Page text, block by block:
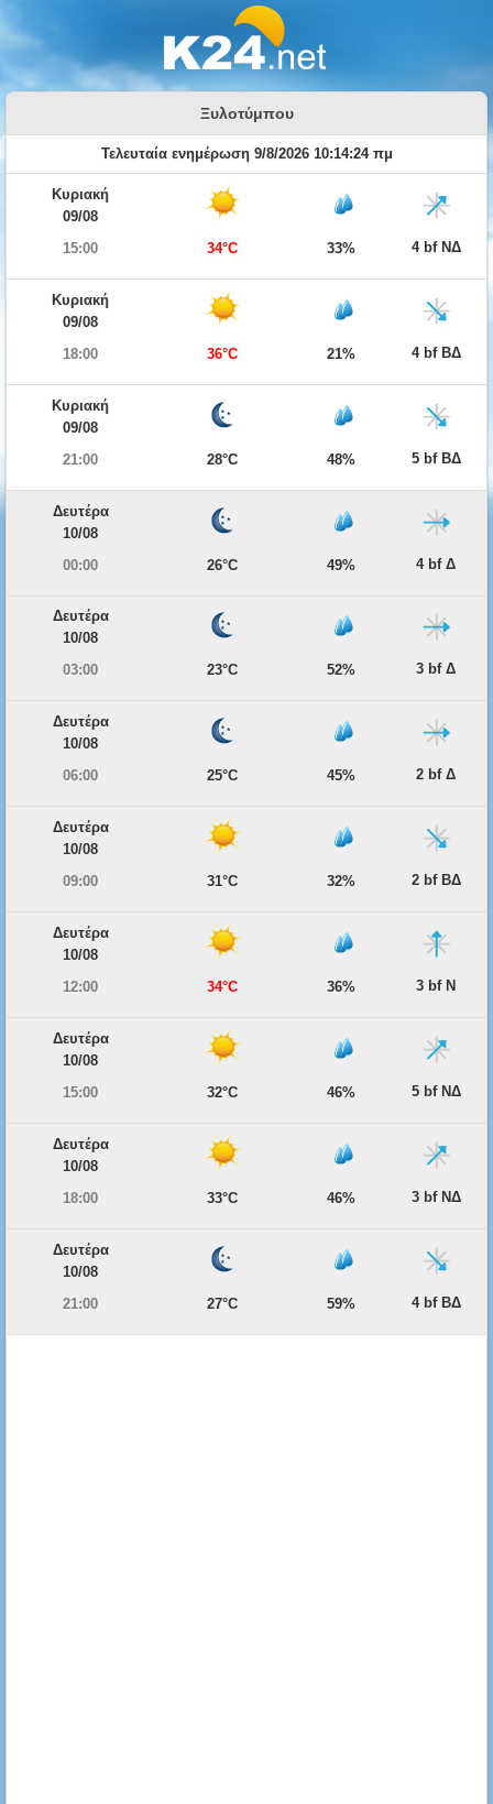
Ξυλοτύμπου
Τελευταία ενημέρωση 9/8/2026 10:14:24 πμ
Κυριακή
09/08
15:00
34°C 33% 4 bf ΝΔ
Κυριακή
09/08
18:00
36°C 21% 4 bf ΒΔ
Κυριακή
09/08
21:00
28°C 48% 5 bf ΒΔ
Δευτέρα
10/08
00:00
26°C 49% 4 bf Δ
Δευτέρα
10/08
03:00
23°C 52% 3 bf Δ
Δευτέρα
10/08
06:00
25°C 45% 2 bf Δ
Δευτέρα
10/08
09:00
31°C 32% 2 bf ΒΔ
Δευτέρα
10/08
12:00
34°C 36% 3 bf Ν
Δευτέρα
10/08
15:00
32°C 46% 5 bf ΝΔ
Δευτέρα
10/08
18:00
33°C 46% 3 bf ΝΔ
Δευτέρα
10/08
21:00
27°C 59% 4 bf ΒΔ